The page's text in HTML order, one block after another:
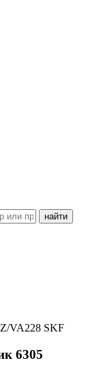
VA228 SKF
6305